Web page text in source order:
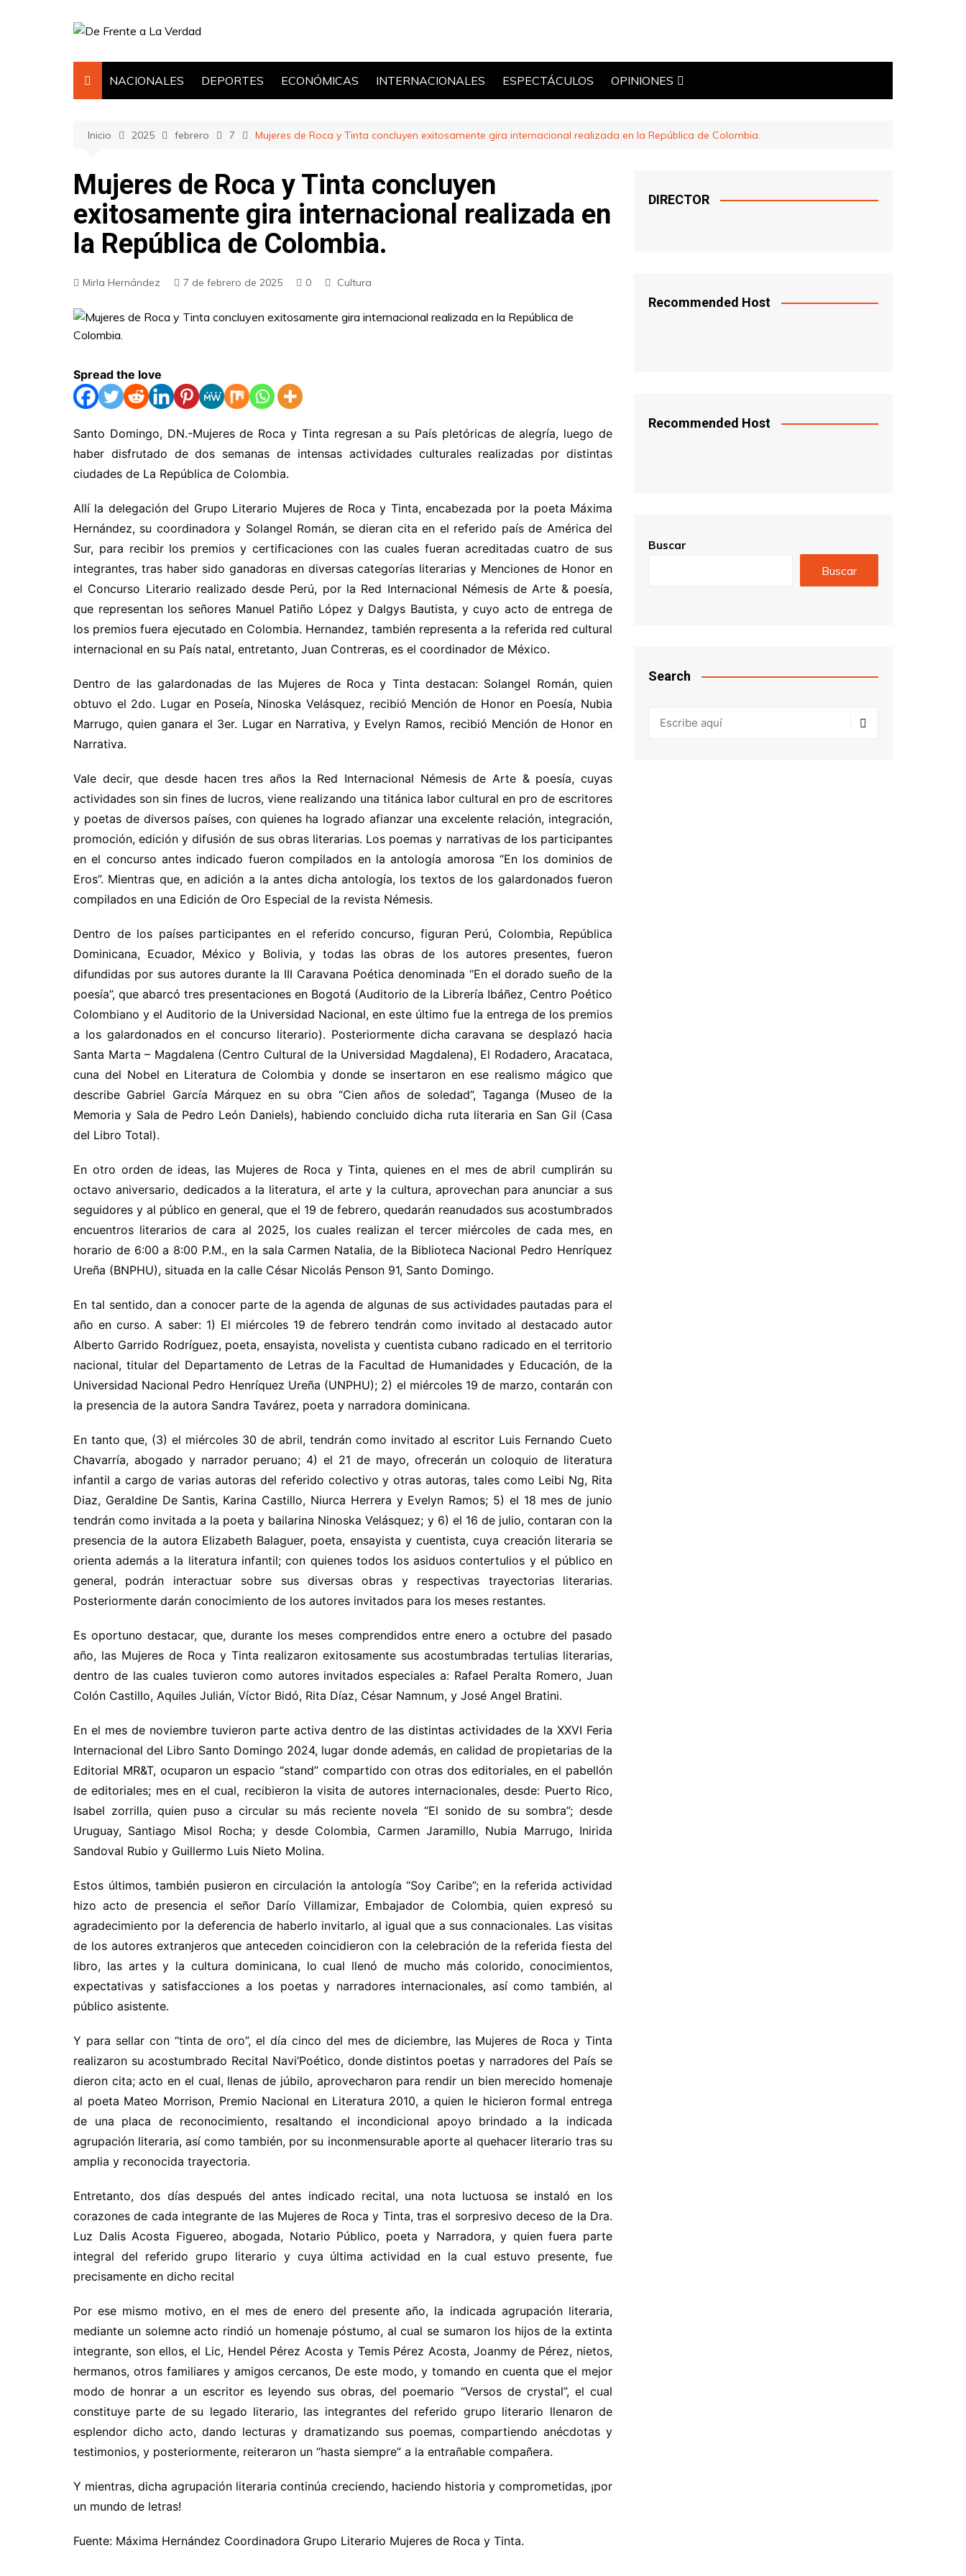
NACIONALES DEPORTES ECONÓMICAS INTERNACIONALES ESPECTÁCULOS OPINIONES
Inicio 2025 febrero 7 Mujeres de Roca y Tinta concluyen exitosamente gira internacional realizada en la República de Colombia.
Mujeres de Roca y Tinta concluyen
exitosamente gira internacional realizada en
la República de Colombia.
Mirla Hernández 7 de febrero de 2025 0 Cultura
Spread the love
Santo Domingo, DN.-Mujeres de Roca y Tinta regresan a su País pletóricas de alegría, luego de
haber disfrutado de dos semanas de intensas actividades culturales realizadas por distintas
ciudades de La República de Colombia.
Allí la delegación del Grupo Literario Mujeres de Roca y Tinta, encabezada por la poeta Máxima
Hernández, su coordinadora y Solangel Román, se dieran cita en el referido país de América del
Sur, para recibir los premios y certificaciones con las cuales fueran acreditadas cuatro de sus
integrantes, tras haber sido ganadoras en diversas categorías literarias y Menciones de Honor en
el Concurso Literario realizado desde Perú, por la Red Internacional Némesis de Arte & poesía,
que representan los señores Manuel Patiño López y Dalgys Bautista, y cuyo acto de entrega de
los premios fuera ejecutado en Colombia. Hernandez, también representa a la referida red cultural
internacional en su País natal, entretanto, Juan Contreras, es el coordinador de México.
Dentro de las galardonadas de las Mujeres de Roca y Tinta destacan: Solangel Román, quien
obtuvo el 2do. Lugar en Poseía, Ninoska Velásquez, recibió Mención de Honor en Poesía, Nubia
Marrugo, quien ganara el 3er. Lugar en Narrativa, y Evelyn Ramos, recibió Mención de Honor en
Narrativa.
Vale decir, que desde hacen tres años la Red Internacional Némesis de Arte & poesía, cuyas
actividades son sin fines de lucros, viene realizando una titánica labor cultural en pro de escritores
y poetas de diversos países, con quienes ha logrado afianzar una excelente relación, integración,
promoción, edición y difusión de sus obras literarias. Los poemas y narrativas de los participantes
en el concurso antes indicado fueron compilados en la antología amorosa “En los dominios de
Eros”. Mientras que, en adición a la antes dicha antología, los textos de los galardonados fueron
compilados en una Edición de Oro Especial de la revista Némesis.
Dentro de los países participantes en el referido concurso, figuran Perú, Colombia, República
Dominicana, Ecuador, México y Bolivia, y todas las obras de los autores presentes, fueron
difundidas por sus autores durante la III Caravana Poética denominada “En el dorado sueño de la
poesía”, que abarcó tres presentaciones en Bogotá (Auditorio de la Librería Ibáñez, Centro Poético
Colombiano y el Auditorio de la Universidad Nacional, en este último fue la entrega de los premios
a los galardonados en el concurso literario). Posteriormente dicha caravana se desplazó hacia
Santa Marta – Magdalena (Centro Cultural de la Universidad Magdalena), El Rodadero, Aracataca,
cuna del Nobel en Literatura de Colombia y donde se insertaron en ese realismo mágico que
describe Gabriel García Márquez en su obra “Cien años de soledad”, Taganga (Museo de la
Memoria y Sala de Pedro León Daniels), habiendo concluido dicha ruta literaria en San Gil (Casa
del Libro Total).
En otro orden de ideas, las Mujeres de Roca y Tinta, quienes en el mes de abril cumplirán su
octavo aniversario, dedicados a la literatura, el arte y la cultura, aprovechan para anunciar a sus
seguidores y al público en general, que el 19 de febrero, quedarán reanudados sus acostumbrados
encuentros literarios de cara al 2025, los cuales realizan el tercer miércoles de cada mes, en
horario de 6:00 a 8:00 P.M., en la sala Carmen Natalia, de la Biblioteca Nacional Pedro Henríquez
Ureña (BNPHU), situada en la calle César Nicolás Penson 91, Santo Domingo.
En tal sentido, dan a conocer parte de la agenda de algunas de sus actividades pautadas para el
año en curso. A saber: 1) El miércoles 19 de febrero tendrán como invitado al destacado autor
Alberto Garrido Rodríguez, poeta, ensayista, novelista y cuentista cubano radicado en el territorio
nacional, titular del Departamento de Letras de la Facultad de Humanidades y Educación, de la
Universidad Nacional Pedro Henríquez Ureña (UNPHU); 2) el miércoles 19 de marzo, contarán con
la presencia de la autora Sandra Tavárez, poeta y narradora dominicana.
En tanto que, (3) el miércoles 30 de abril, tendrán como invitado al escritor Luis Fernando Cueto
Chavarría, abogado y narrador peruano; 4) el 21 de mayo, ofrecerán un coloquio de literatura
infantil a cargo de varias autoras del referido colectivo y otras autoras, tales como Leibi Ng, Rita
Diaz, Geraldine De Santis, Karina Castillo, Niurca Herrera y Evelyn Ramos; 5) el 18 mes de junio
tendrán como invitada a la poeta y bailarina Ninoska Velásquez; y 6) el 16 de julio, contaran con la
presencia de la autora Elizabeth Balaguer, poeta, ensayista y cuentista, cuya creación literaria se
orienta además a la literatura infantil; con quienes todos los asiduos contertulios y el público en
general, podrán interactuar sobre sus diversas obras y respectivas trayectorias literarias.
Posteriormente darán conocimiento de los autores invitados para los meses restantes.
Es oportuno destacar, que, durante los meses comprendidos entre enero a octubre del pasado
año, las Mujeres de Roca y Tinta realizaron exitosamente sus acostumbradas tertulias literarias,
dentro de las cuales tuvieron como autores invitados especiales a: Rafael Peralta Romero, Juan
Colón Castillo, Aquiles Julián, Víctor Bidó, Rita Díaz, César Namnum, y José Angel Bratini.
En el mes de noviembre tuvieron parte activa dentro de las distintas actividades de la XXVI Feria
Internacional del Libro Santo Domingo 2024, lugar donde además, en calidad de propietarias de la
Editorial MR&T, ocuparon un espacio “stand” compartido con otras dos editoriales, en el pabellón
de editoriales; mes en el cual, recibieron la visita de autores internacionales, desde: Puerto Rico,
Isabel zorrilla, quien puso a circular su más reciente novela “El sonido de su sombra”; desde
Uruguay, Santiago Misol Rocha; y desde Colombia, Carmen Jaramillo, Nubia Marrugo, Inirida
Sandoval Rubio y Guillermo Luis Nieto Molina.
Estos últimos, también pusieron en circulación la antología “Soy Caribe”; en la referida actividad
hizo acto de presencia el señor Darío Villamizar, Embajador de Colombia, quien expresó su
agradecimiento por la deferencia de haberlo invitarlo, al igual que a sus connacionales. Las visitas
de los autores extranjeros que anteceden coincidieron con la celebración de la referida fiesta del
libro, las artes y la cultura dominicana, lo cual llenó de mucho más colorido, conocimientos,
expectativas y satisfacciones a los poetas y narradores internacionales, así como también, al
público asistente.
Y para sellar con “tinta de oro”, el día cinco del mes de diciembre, las Mujeres de Roca y Tinta
realizaron su acostumbrado Recital Navi’Poético, donde distintos poetas y narradores del País se
dieron cita; acto en el cual, llenas de júbilo, aprovecharon para rendir un bien merecido homenaje
al poeta Mateo Morrison, Premio Nacional en Literatura 2010, a quien le hicieron formal entrega
de una placa de reconocimiento, resaltando el incondicional apoyo brindado a la indicada
agrupación literaria, así como también, por su inconmensurable aporte al quehacer literario tras su
amplia y reconocida trayectoria.
Entretanto, dos días después del antes indicado recital, una nota luctuosa se instaló en los
corazones de cada integrante de las Mujeres de Roca y Tinta, tras el sorpresivo deceso de la Dra.
Luz Dalis Acosta Figuereo, abogada, Notario Público, poeta y Narradora, y quien fuera parte
integral del referido grupo literario y cuya última actividad en la cual estuvo presente, fue
precisamente en dicho recital
Por ese mismo motivo, en el mes de enero del presente año, la indicada agrupación literaria,
mediante un solemne acto rindió un homenaje póstumo, al cual se sumaron los hijos de la extinta
integrante, son ellos, el Lic, Hendel Pérez Acosta y Temis Pérez Acosta, Joanmy de Pérez, nietos,
hermanos, otros familiares y amigos cercanos, De este modo, y tomando en cuenta que el mejor
modo de honrar a un escritor es leyendo sus obras, del poemario “Versos de crystal”, el cual
constituye parte de su legado literario, las integrantes del referido grupo literario llenaron de
esplendor dicho acto, dando lecturas y dramatizando sus poemas, compartiendo anécdotas y
testimonios, y posteriormente, reiteraron un “hasta siempre” a la entrañable compañera.
Y mientras, dicha agrupación literaria continúa creciendo, haciendo historia y comprometidas, ¡por
un mundo de letras!
Fuente: Máxima Hernández Coordinadora Grupo Literario Mujeres de Roca y Tinta.
DIRECTOR
Recommended Host
Recommended Host
Buscar
Buscar
Search